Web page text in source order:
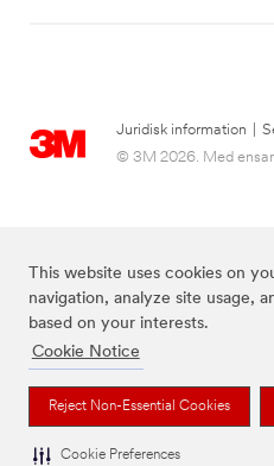
This website uses cookies on
navigation, analyze site usage,
based on your interests.
Cookie Notice
Reject Non-Essential Cookies
Cookie Preferences
Juridisk information
© 3M 2026. Med
3M, Post-it® och färgen Canary